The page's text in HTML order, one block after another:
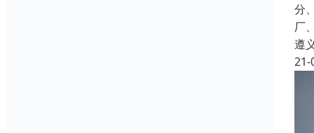
分
厂
遵
21-